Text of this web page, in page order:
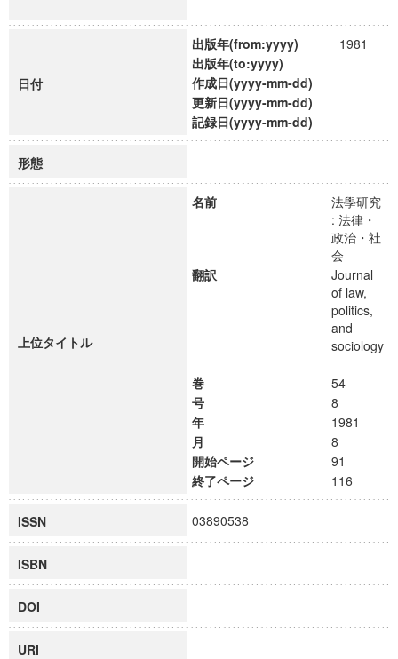
日付
出版年(from:yyyy)
1981
出版年(to:yyyy)
作成日(yyyy-mm-dd)
更新日(yyyy-mm-dd)
記録日(yyyy-mm-dd)
形態
上位タイトル
名前
法學研究
: 法律・
政治・社
会
翻訳
Journal
of law,
politics,
and
sociology
巻
54
号
8
年
1981
月
8
開始ページ
91
終了ページ
116
ISSN 03890538
ISBN
DOI
URI